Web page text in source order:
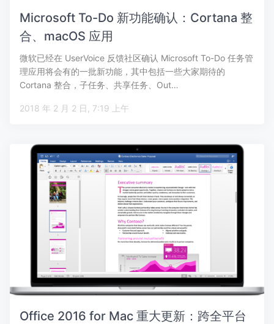
Microsoft To-Do 新功能确认：Cortana 整
合、macOS 应用
微软已经在 UserVoice 反馈社区确认 Microsoft To-Do 任务管
理应用将会有的一批新功能，其中包括一些大家期待的
Cortana 整合，子任务、共享任务、Out…
2018 年 2 月 2 日, 7:19 上午
Office 2016 for Mac 重大更新：跨全平台